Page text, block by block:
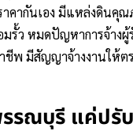
าคากันเอง มีแหล่งดินคุ
รั้ว หมดปัญหาการจ้างผู้
ชีพ มีสัญญาจ้างงานให้ต
รณบุรี แค่ปรั